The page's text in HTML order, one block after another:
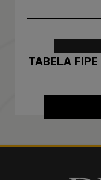
TABELA FIPE NO SEU SEMINOVO + TAXA